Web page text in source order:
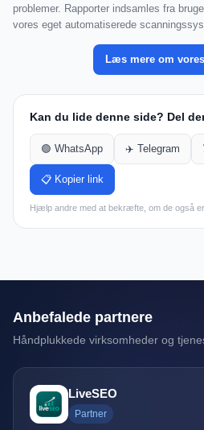
problemer. Rapporter indsamles fra
vores eget automatiserede
Læs mere om
Kan du lide denne side? Del
🟢 WhatsApp ✈️ Telegram
📋 Kopier link
Hjælp andre med at bekræfte, om de også
Anbefalede partnere
Håndplukkede virksomheder og
LiveSEO
Partner